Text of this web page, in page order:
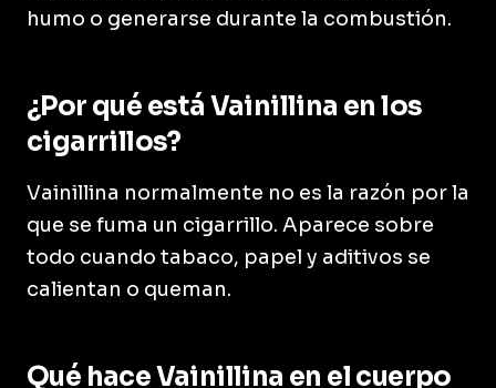
humo o generarse durante la combustión.
¿Por qué está Vainillina en los
cigarrillos?
Vainillina normalmente no es la razón por la
que se fuma un cigarrillo. Aparece sobre
todo cuando tabaco, papel y aditivos se
calientan o queman.
Qué hace Vainillina en el cuerpo